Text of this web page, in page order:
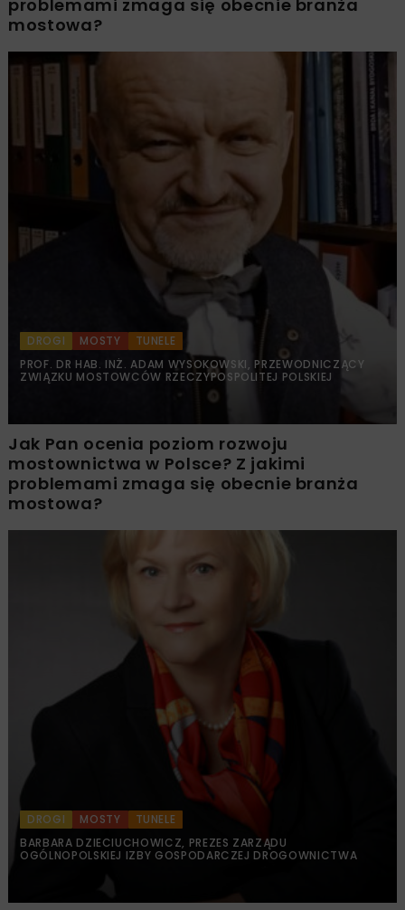
problemami zmaga się obecnie branża
mostowa?
DROGI MOSTY
TUNELE
PROF. DR HAB. INŻ. ADAM WYSOKOWSKI, PRZEWODNICZĄCY
ZWIĄZKU MOSTOWCÓW RZECZYPOSPOLITEJ POLSKIEJ
Jak Pan ocenia poziom rozwoju
mostownictwa w Polsce? Z jakimi
problemami zmaga się obecnie branża
mostowa?
DROGI MOSTY
TUNELE
BARBARA DZIECIUCHOWICZ, PREZES ZARZĄDU
OGÓLNOPOLSKIEJ IZBY GOSPODARCZEJ DROGOWNICTWA